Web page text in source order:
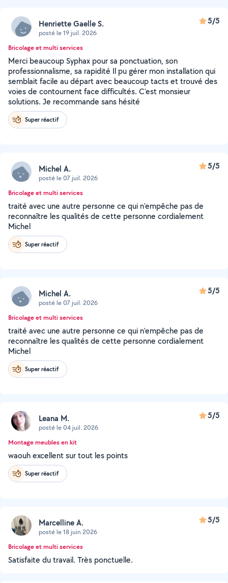
Henriette Gaelle S.
posté le 19 juil. 2026
5/5
Bricolage et multi services
Merci beaucoup Syphax pour sa ponctuation, son
professionnalisme, sa rapidité Il pu gérer mon installation qui
semblait facile au départ avec beaucoup tacts et trouvé des
voies de contournent face difficultés. C'est monsieur
solutions. Je recommande sans hésité
Super réactif
Michel A.
posté le 07 juil. 2026
5/5
Bricolage et multi services
traité avec une autre personne ce qui n'empêche pas de
reconnaître les qualités de cette personne cordialement
Michel
Super réactif
Michel A.
posté le 07 juil. 2026
5/5
Bricolage et multi services
traité avec une autre personne ce qui n'empêche pas de
reconnaître les qualités de cette personne cordialement
Michel
Super réactif
Leana M.
posté le 04 juil. 2026
5/5
Montage meubles en kit
waouh excellent sur tout les points
Super réactif
Marcelline A.
posté le 18 juin 2026
5/5
Bricolage et multi services
Satisfaite du travail. Très ponctuelle.